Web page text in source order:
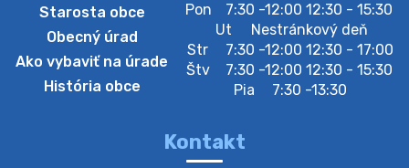
Zberný dvor-Gyűjtőudvar
Oznamujeme obyvateľom, že v stredu 05. augusta
bude zberný dvor zatvorený. Értesítjük a lakosokat,
hogy szerdán augusztus 05-én a gyűjtőudvar zárva
lesz https://ciernybrod.sk?p=214…
Starosta obce
Obecný úrad
Ako vybaviť na úrade
História obce
Pon
7:30 -12:00 12:30 - 15:30
Ut
Nestránkový deň
Str
7:30 -12:00 12:30 - 17:00
Štv
7:30 -12:00 12:30 - 15:30
Pia
7:30 -13:30
Kontakt